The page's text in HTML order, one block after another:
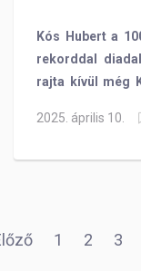
Kós Hubert a
rekorddal
rajta kívül még
2025. április 10.
1 2 3